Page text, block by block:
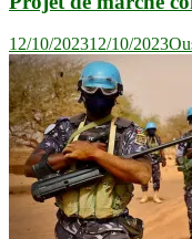
12/10/202312/10/2023